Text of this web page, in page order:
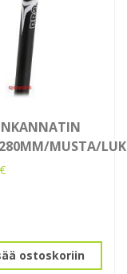
MUSTA/
€
ostoskoriin